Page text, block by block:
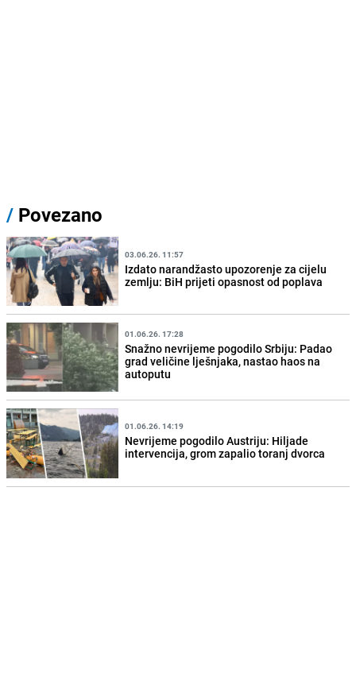
/ Povezano
03.06.26. 11:57
Izdato narandžasto upozorenje za cijelu
zemlju: BiH prijeti opasnost od poplava
01.06.26. 17:28
Snažno nevrijeme pogodilo Srbiju: Padao
grad veličine lješnjaka, nastao haos na
autoputu
01.06.26. 14:19
Nevrijeme pogodilo Austriju: Hiljade
intervencija, grom zapalio toranj dvorca